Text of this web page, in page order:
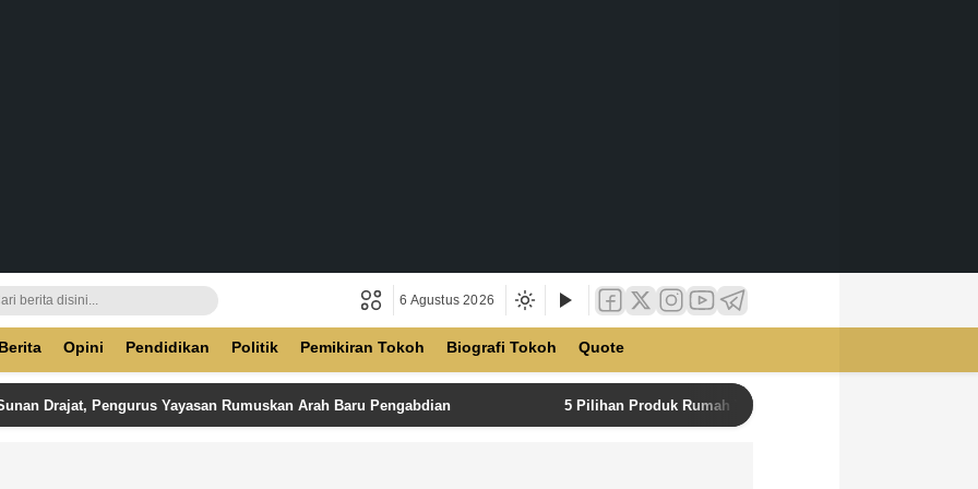
6 Agustus 2026
Berita Opini Pendidikan Politik Pemikiran Tokoh Biografi Tokoh Quote
Drajat, Pengurus Yayasan Rumuskan Arah Baru Pengabdian 5 Pilihan Produk Rumah Tangga Terbaik di Unilever Store